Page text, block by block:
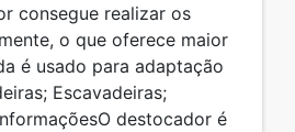
consegue realizar os
o que oferece maior
é usado para adaptação
Escavadeiras;
destocador é